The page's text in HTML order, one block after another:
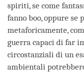
spiriti, se come
fanno boo, oppure se
metaforicamente,
guerra capaci di far
circostanziali di un
ambientali